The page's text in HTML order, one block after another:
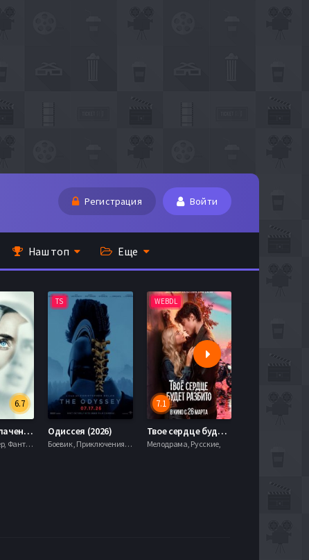
Регистрация Войти
Наш топ Еще
6.7
День разоблачения (2026)
Драма, Триллер, Фантастика,
TS
Одиссея (2026)
Боевик , Приключения, Фэнтези,
WEBDL
7.1
Твое сердце будет разбито (2026)
Мелодрама, Русские,